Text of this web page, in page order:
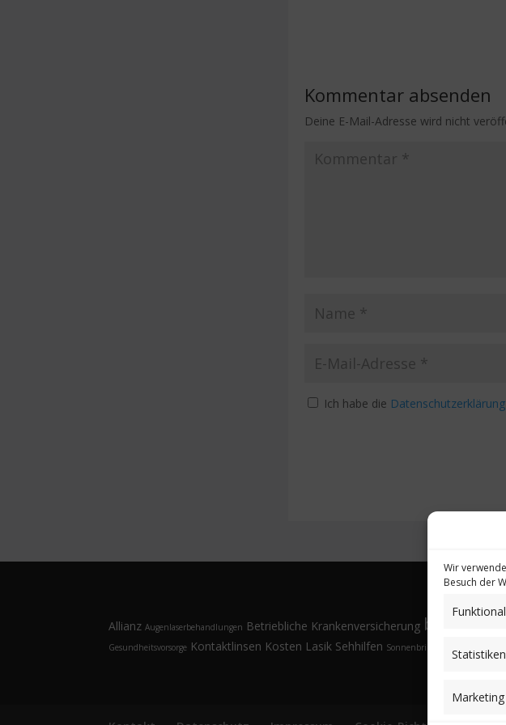
Wir
Besuch der
Funktional
Statistiken
Marketing
Kommentar absenden
Deine E-Mail-Adresse wird nicht
Ich habe die Datenschutzerklärung
Allianz Augenlaserbehandlungen Betriebliche Krankenversicherung bkV
Gesundheitsvorsorge Kontaktlinsen Kosten Lasik Sehhilfen Sonnenbrille